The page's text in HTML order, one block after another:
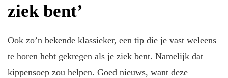
ziek bent’
Ook zo’n bekende klassieker, een tip die je vast weleens
te horen hebt gekregen als je ziek bent. Namelijk dat
kippensoep zou helpen. Goed nieuws, want deze